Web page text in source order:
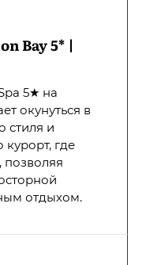
Bay 5* |
5★ на
окунуться в
стиля и
где
позволяя
отдыхом.